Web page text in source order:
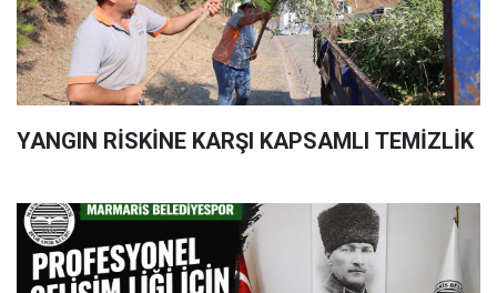
YANGIN RİSKİNE KARŞI KAPSAMLI TEMİZLİK